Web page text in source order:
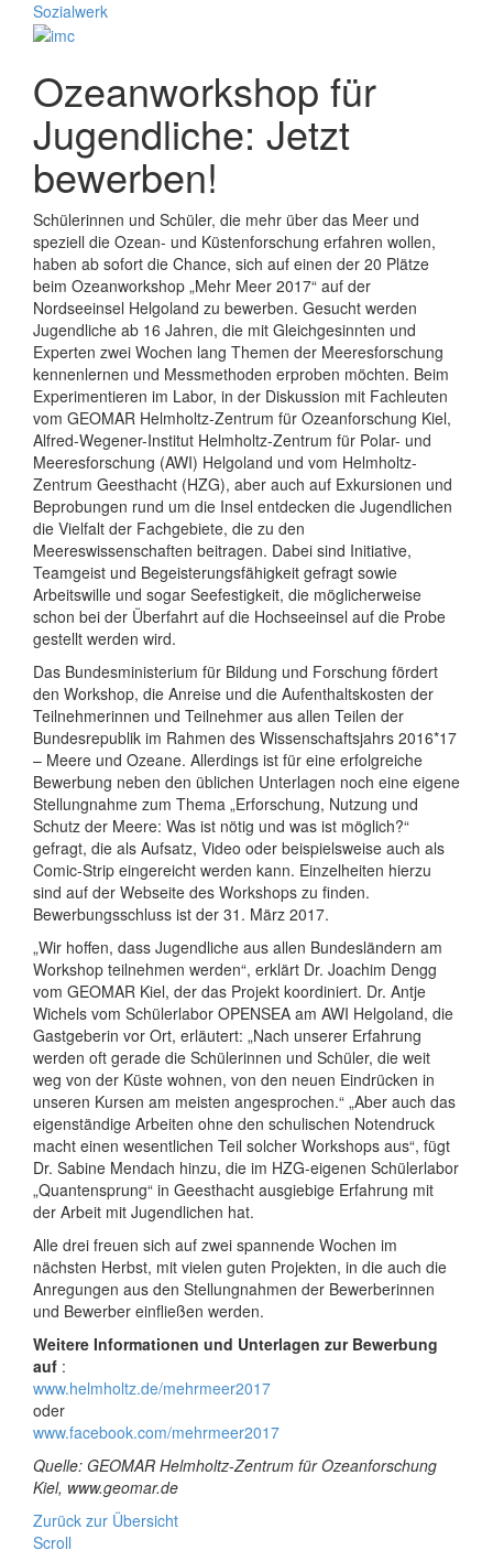
Ozeanworkshop für
Jugendliche: Jetzt
bewerben!
Schülerinnen und Schüler, die mehr über das Meer und
speziell die Ozean- und Küstenforschung erfahren wollen,
haben ab sofort die Chance, sich auf einen der 20 Plätze
beim Ozeanworkshop „Mehr Meer 2017“ auf der
Nordseeinsel Helgoland zu bewerben. Gesucht werden
Jugendliche ab 16 Jahren, die mit Gleichgesinnten und
Experten zwei Wochen lang Themen der Meeresforschung
kennenlernen und Messmethoden erproben möchten. Beim
Experimentieren im Labor, in der Diskussion mit Fachleuten
vom GEOMAR Helmholtz-Zentrum für Ozeanforschung Kiel,
Alfred-Wegener-Institut Helmholtz-Zentrum für Polar- und
Meeresforschung (AWI) Helgoland und vom Helmholtz-
Zentrum Geesthacht (HZG), aber auch auf Exkursionen und
Beprobungen rund um die Insel entdecken die Jugendlichen
die Vielfalt der Fachgebiete, die zu den
Meereswissenschaften beitragen. Dabei sind Initiative,
Teamgeist und Begeisterungsfähigkeit gefragt sowie
Arbeitswille und sogar Seefestigkeit, die möglicherweise
schon bei der Überfahrt auf die Hochseeinsel auf die Probe
gestellt werden wird.
Das Bundesministerium für Bildung und Forschung fördert
den Workshop, die Anreise und die Aufenthaltskosten der
Teilnehmerinnen und Teilnehmer aus allen Teilen der
Bundesrepublik im Rahmen des Wissenschaftsjahrs 2016*17
– Meere und Ozeane. Allerdings ist für eine erfolgreiche
Bewerbung neben den üblichen Unterlagen noch eine eigene
Stellungnahme zum Thema „Erforschung, Nutzung und
Schutz der Meere: Was ist nötig und was ist möglich?“
gefragt, die als Aufsatz, Video oder beispielsweise auch als
Comic-Strip eingereicht werden kann. Einzelheiten hierzu
sind auf der Webseite des Workshops zu finden.
Bewerbungsschluss ist der 31. März 2017.
„Wir hoffen, dass Jugendliche aus allen Bundesländern am
Workshop teilnehmen werden“, erklärt Dr. Joachim Dengg
vom GEOMAR Kiel, der das Projekt koordiniert. Dr. Antje
Wichels vom Schülerlabor OPENSEA am AWI Helgoland, die
Gastgeberin vor Ort, erläutert: „Nach unserer Erfahrung
werden oft gerade die Schülerinnen und Schüler, die weit
weg von der Küste wohnen, von den neuen Eindrücken in
unseren Kursen am meisten angesprochen.“ „Aber auch das
eigenständige Arbeiten ohne den schulischen Notendruck
macht einen wesentlichen Teil solcher Workshops aus“, fügt
Dr. Sabine Mendach hinzu, die im HZG-eigenen Schülerlabor
„Quantensprung“ in Geesthacht ausgiebige Erfahrung mit
der Arbeit mit Jugendlichen hat.
Alle drei freuen sich auf zwei spannende Wochen im
nächsten Herbst, mit vielen guten Projekten, in die auch die
Anregungen aus den Stellungnahmen der Bewerberinnen
und Bewerber einfließen werden.
Weitere Informationen und Unterlagen zur Bewerbung
auf :
www.helmholtz.de/mehrmeer2017
oder
www.facebook.com/mehrmeer2017
Quelle: GEOMAR Helmholtz-Zentrum für Ozeanforschung
Kiel, www.geomar.de
Zurück zur Übersicht
Scroll